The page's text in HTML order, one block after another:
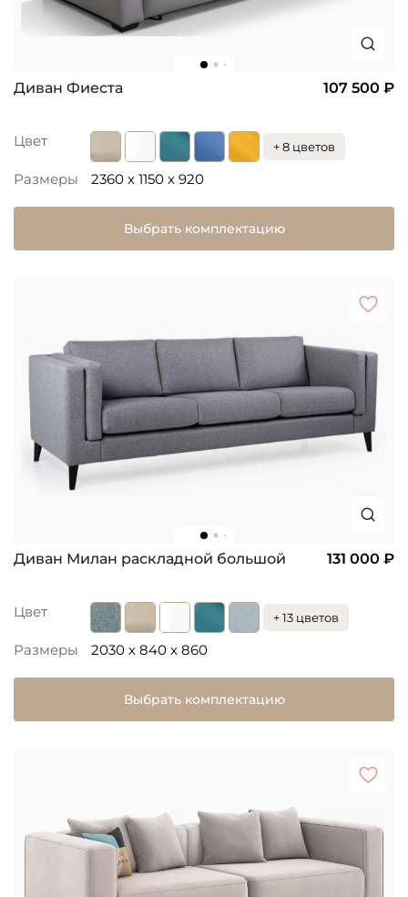
Диван Фиеста 107 500 ₽
Цвет + 8 цветов
Размеры 2360 x 1150 x 920
Выбрать комплектацию
Диван Милан раскладной большой 131 000 ₽
Цвет + 13 цветов
Размеры 2030 x 840 x 860
Выбрать комплектацию